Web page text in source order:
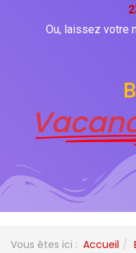
Ou, laissez votre
Vous êtes ici : Accueil